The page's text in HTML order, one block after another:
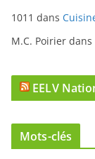
1011 dans
M.C. Poirier dans
EELV
Mots-clés